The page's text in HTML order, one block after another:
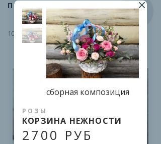
ПИЧ-АВАЛАНЖ
100 руб.
сборная композиция
РОЗЫ
КОРЗИНА НЕЖНОСТИ
2700 РУБ